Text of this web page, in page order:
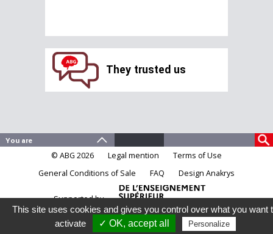
They trusted us
© ABG 2026 Legal mention
Terms of Use
General Conditions of Sale
FAQ Design Anakrys
Supported by
This site uses cookies and gives you control over what you want
activate
✓ OK, accept all Personalize